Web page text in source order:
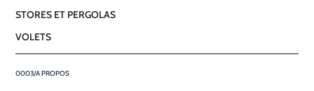
STORES ET PERGOLAS
VOLETS
A PROPOS